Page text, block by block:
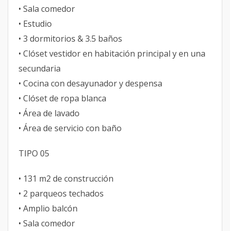
• Sala comedor
• Estudio
• 3 dormitorios & 3.5 baños
• Clóset vestidor en habitación principal y en una
secundaria
• Cocina con desayunador y despensa
• Clóset de ropa blanca
• Área de lavado
• Área de servicio con baño
TIPO 05
• 131 m2 de construcción
• 2 parqueos techados
• Amplio balcón
• Sala comedor